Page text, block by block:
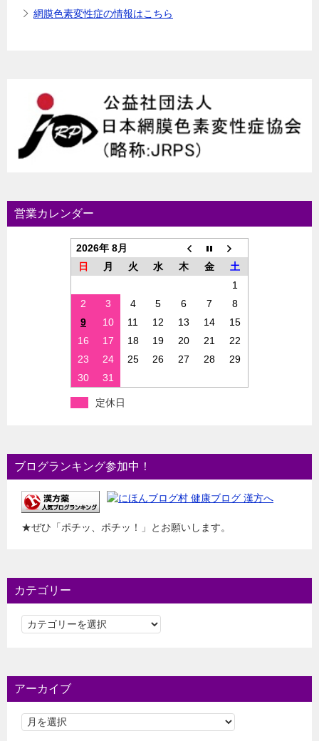
網膜色素変性症の情報はこちら
営業カレンダー
2026年 8月
日
月 火 水 木 金
土
1
2
3 4 5 6 7
8
9
10 11 12 13 14
15
16
17 18 19 20 21
22
23
24 25 26 27 28
29
30
31
定休日
ブログランキング参加中！
★ぜひ「ポチッ、ポチッ！」とお願いします。
カテゴリー
カ
テ
アーカイブ